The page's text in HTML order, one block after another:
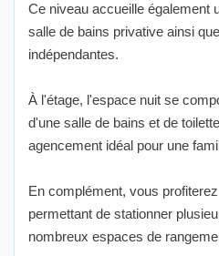
Ce niveau accueille également
salle de bains privative ainsi
indépendantes.
À l'étage, l'espace nuit se
d'une salle de bains et de
agencement idéal pour une
En complément, vous
permettant de stationner
nombreux espaces de